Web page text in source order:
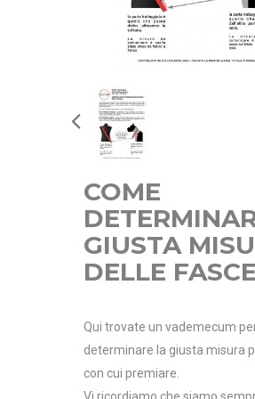
COME
GIUSTA
DELLE FASCE
Qui trovate un vademecum
determinare la giusta misura
con cui premiare.